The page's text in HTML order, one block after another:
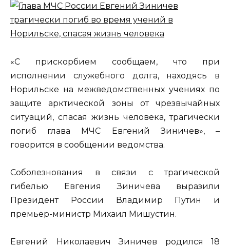
«С прискорбием сообщаем, что при
исполнении служебного долга, находясь в
Норильске на межведомственных учениях по
защите арктической зоны от чрезвычайных
ситуаций, спасая жизнь человека, трагически
погиб глава МЧС Евгений Зиничев», –
говорится в сообщении ведомства.
Соболезнования в связи с трагической
гибелью Евгения Зиничева выразили
Президент России Владимир Путин и
премьер-министр Михаил Мишустин.
Евгений Николаевич Зиничев родился 18